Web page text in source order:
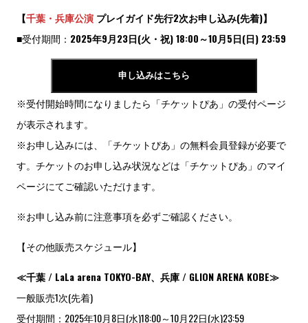
【千葉・兵庫公演 プレイガイド先行2次お申し込み(先着)】
■受付期間： 2025年9月23日(火・祝) 18:00～10月5日(日) 23:59
申し込みはこちら
※受付開始時間になりましたら「チケットぴあ」の受付ページ
が表示されます。
※お申し込みには、「チケットぴあ」の無料会員登録が必要で
す。チケットのお申し込み状況などは「チケットぴあ」のマイ
ページにてご確認いただけます。
※お申し込み前に注意事項を必ずご確認ください。
【その他販売スケジュール】
≪千葉 / LaLa arena TOKYO-BAY、兵庫 / GLION ARENA KOBE≫
一般販売1次(先着)
受付期間：2025年10月8日(水)18:00～10月22日(水)23:59